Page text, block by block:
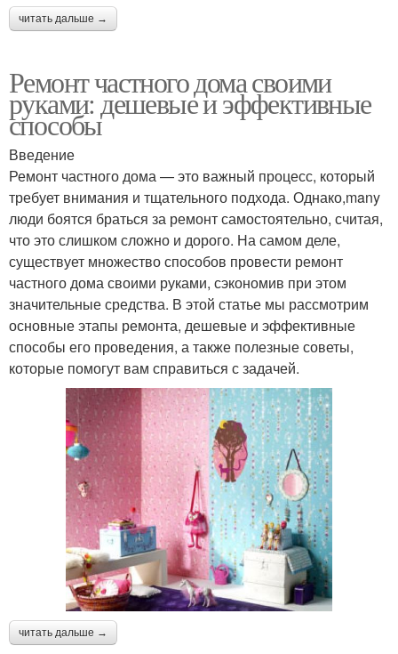
читать дальше →
Ремонт частного дома своими
руками: дешевые и эффективные
способы
Введение
Ремонт частного дома — это важный процесс, который
требует внимания и тщательного подхода. Однако,many
люди боятся браться за ремонт самостоятельно, считая,
что это слишком сложно и дорого. На самом деле,
существует множество способов провести ремонт
частного дома своими руками, сэкономив при этом
значительные средства. В этой статье мы рассмотрим
основные этапы ремонта, дешевые и эффективные
способы его проведения, а также полезные советы,
которые помогут вам справиться с задачей.
читать дальше →